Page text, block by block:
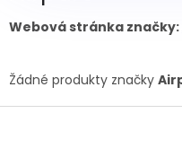
Webová stránka značky:
Žádné produkty značky
Z